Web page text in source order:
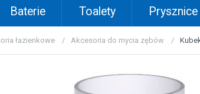
Baterie Toalety Prysznice
łazienkowe Akcesoria do mycia zębów